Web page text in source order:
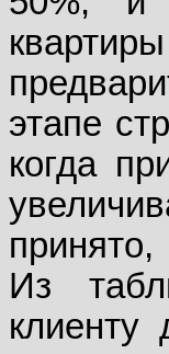
этапе
когда
Из